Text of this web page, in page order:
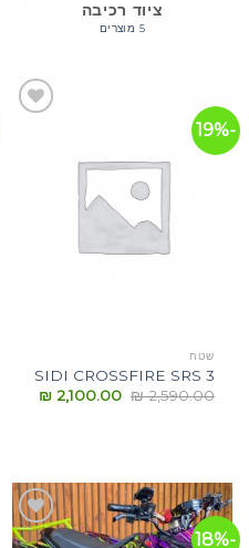
ציוד רכיבה
5 מוצרים
-19%
שטח
SIDI CROSSFIRE SRS 3
₪2,590.00
₪2,100.00
-18%
הוסף